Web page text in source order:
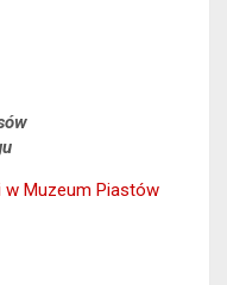
Muzeum Piastów